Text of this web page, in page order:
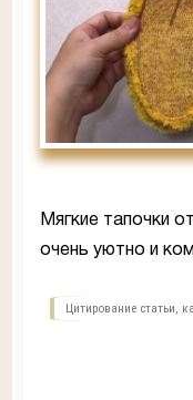
Мягкие тапочки
очень уютно и
Цитирование статьи,